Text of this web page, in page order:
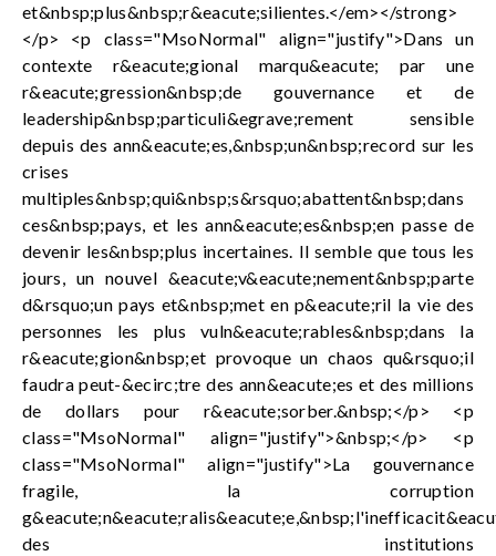
et&nbsp;plus&nbsp;r&eacute;silientes.</em></strong>
</p> <p class="MsoNormal" align="justify">Dans un
contexte r&eacute;gional marqu&eacute; par une
r&eacute;gression&nbsp;de gouvernance et de
leadership&nbsp;particuli&egrave;rement sensible
depuis des ann&eacute;es,&nbsp;un&nbsp;record sur les
crises
multiples&nbsp;qui&nbsp;s&rsquo;abattent&nbsp;dans
ces&nbsp;pays, et les ann&eacute;es&nbsp;en passe de
devenir les&nbsp;plus incertaines. Il semble que tous les
jours, un nouvel &eacute;v&eacute;nement&nbsp;parte
d&rsquo;un pays et&nbsp;met en p&eacute;ril la vie des
personnes les plus vuln&eacute;rables&nbsp;dans la
r&eacute;gion&nbsp;et provoque un chaos qu&rsquo;il
faudra peut-&ecirc;tre des ann&eacute;es et des millions
de dollars pour r&eacute;sorber.&nbsp;</p> <p
class="MsoNormal" align="justify">&nbsp;</p> <p
class="MsoNormal" align="justify">La gouvernance
fragile, la corruption
des institutions